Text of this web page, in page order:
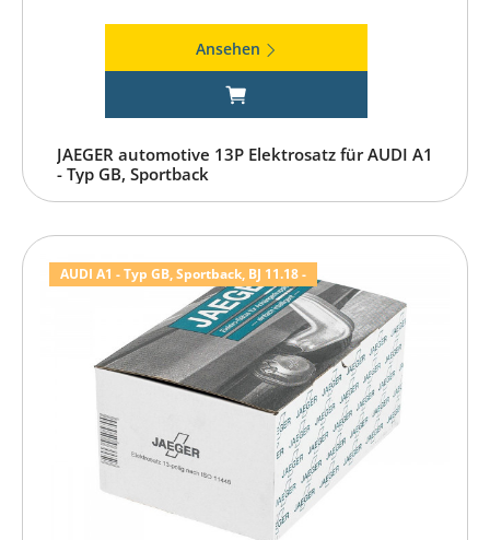
Ansehen
JAEGER automotive 13P Elektrosatz für AUDI A1
- Typ GB, Sportback
AUDI A1 - Typ GB, Sportback, BJ 11.18 -